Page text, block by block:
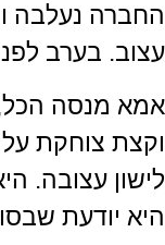
החברה נעלבה
עצוב. בערב
אמא מנסה
וקצת צוחקת
לישון עצובה.
היא יודעת